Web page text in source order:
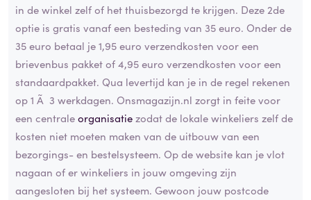
in de winkel zelf of het thuisbezorgd te krijgen. Deze 2de
optie is gratis vanaf een besteding van 35 euro. Onder de
35 euro betaal je 1,95 euro verzendkosten voor een
brievenbus pakket of 4,95 euro verzendkosten voor een
standaardpakket. Qua levertijd kan je in de regel rekenen
op 1 Ã 3 werkdagen. Onsmagazijn.nl zorgt in feite voor
een centraleorganisatiezodat de lokale winkeliers zelf de
kosten niet moeten maken van de uitbouw van een
bezorgings- en bestelsysteem. Op de website kan je vlot
nagaan of er winkeliers in jouw omgeving zijn
aangesloten bij het systeem. Gewoon jouw postcode